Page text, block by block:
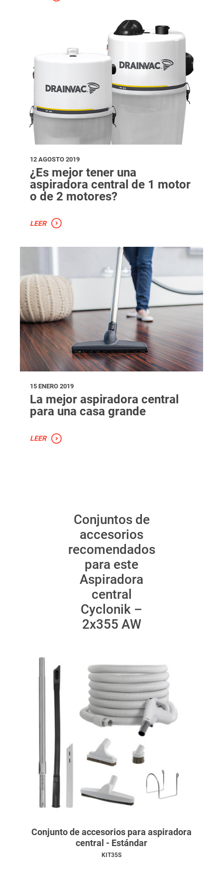
12 AGOSTO 2019
¿Es mejor tener una
aspiradora central de 1 motor
o de 2 motores?
LEER
15 ENERO 2019
La mejor aspiradora central
para una casa grande
LEER
Conjuntos de
accesorios
recomendados
para este
Aspiradora
central
Cyclonik –
2x355 AW
Conjunto de accesorios para aspiradora
central - Estándar
KIT35S